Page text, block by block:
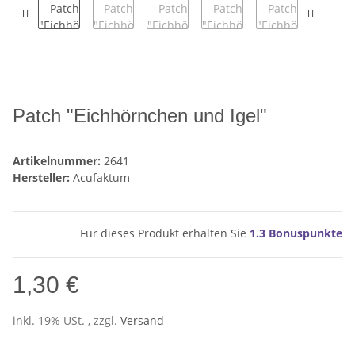
Patch "Eichhörnchen und Igel"
Artikelnummer: 2641
Hersteller: Acufaktum
Für dieses Produkt erhalten Sie 1.3 Bonuspunkte
1,30 €
inkl. 19% USt. , zzgl. Versand